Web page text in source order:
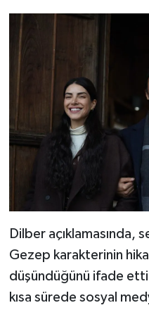
Dilber açıklamasında,
Gezep karakterinin
düşündüğünü ifade
kısa sürede sosyal